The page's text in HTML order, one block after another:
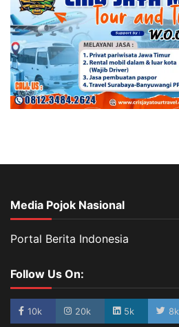
Media Pojok Nasional
Portal Berita Indonesia
Follow Us On:
10k 20k 5k 8k